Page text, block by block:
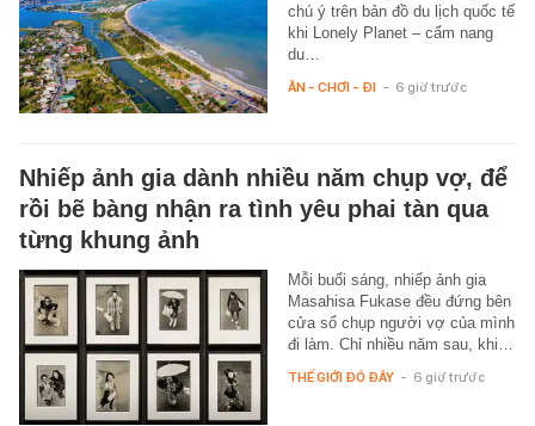
chú ý trên bản đồ du lịch quốc tế
khi Lonely Planet – cẩm nang
du…
ĂN - CHƠI - ĐI - 6 giờ trước
Nhiếp ảnh gia dành nhiều năm chụp vợ, để
rồi bẽ bàng nhận ra tình yêu phai tàn qua
từng khung ảnh
Mỗi buổi sáng, nhiếp ảnh gia
Masahisa Fukase đều đứng bên
cửa sổ chụp người vợ của mình
đi làm. Chỉ nhiều năm sau, khi…
THẾ GIỚI ĐÓ ĐÂY - 6 giờ trước